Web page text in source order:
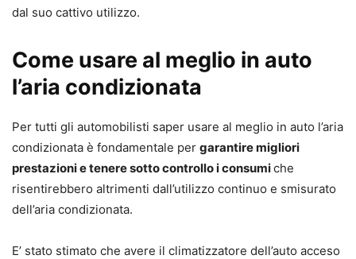
dal suo cattivo utilizzo.
Come usare al meglio in auto
l’aria condizionata
Per tutti gli automobilisti saper usare al meglio in auto l’aria
condizionata è fondamentale per garantire migliori
prestazioni e tenere sotto controllo i consumiche
risentirebbero altrimenti dall’utilizzo continuo e smisurato
dell’aria condizionata.
E’ stato stimato che avere il climatizzatore dell’auto acceso